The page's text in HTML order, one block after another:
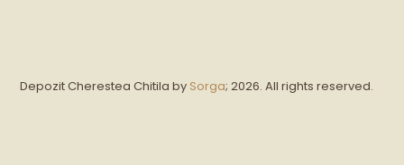
Depozit Cherestea Chitila by Sorga; 2026. All rights reserved.